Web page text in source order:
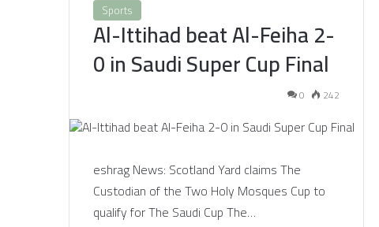
Sports
Al-Ittihad beat Al-Feiha 2-
0 in Saudi Super Cup Final
0 242
eshrag News: Scotland Yard claims The
Custodian of the Two Holy Mosques Cup to
qualify for The Saudi Cup The…